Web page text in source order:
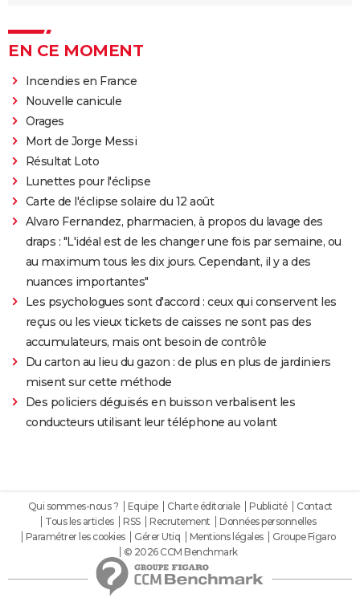
EN CE MOMENT
Incendies en France
Nouvelle canicule
Orages
Mort de Jorge Messi
Résultat Loto
Lunettes pour l'éclipse
Carte de l'éclipse solaire du 12 août
Alvaro Fernandez, pharmacien, à propos du lavage des
draps : "L'idéal est de les changer une fois par semaine, ou
au maximum tous les dix jours. Cependant, il y a des
nuances importantes"
Les psychologues sont d'accord : ceux qui conservent les
reçus ou les vieux tickets de caisses ne sont pas des
accumulateurs, mais ont besoin de contrôle
Du carton au lieu du gazon : de plus en plus de jardiniers
misent sur cette méthode
Des policiers déguisés en buisson verbalisent les
conducteurs utilisant leur téléphone au volant
Qui sommes-nous ? Equipe Charte éditoriale Publicité
Contact
Tous les articles
RSS Recrutement
Données personnelles
Paramétrer les cookies
Gérer Utiq Mentions légales
Groupe Figaro
© 2026 CCM Benchmark